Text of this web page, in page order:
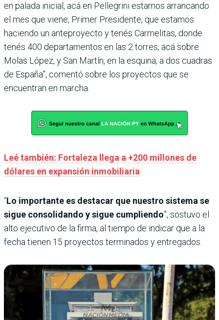
en palada inicial, acá en Pellegrini estamos arrancando
el mes que viene, Primer Presidente, que estamos
haciendo un anteproyecto y tenés Carmelitas, donde
tenés 400 departamentos en las 2 torres, acá sobre
Molas López, y San Martín, en la esquina, a dos cuadras
de España”, comentó sobre los proyectos que se
encuentran en marcha.
Leé también: Fortaleza llega a +200 millones de
dólares en expansión inmobiliaria
“Lo importante es destacar que nuestro sistema se
sigue consolidando y sigue cumpliendo”, sostuvo el
alto ejecutivo de la firma, al tiempo de indicar que a la
fecha tienen 15 proyectos terminados y entregados.